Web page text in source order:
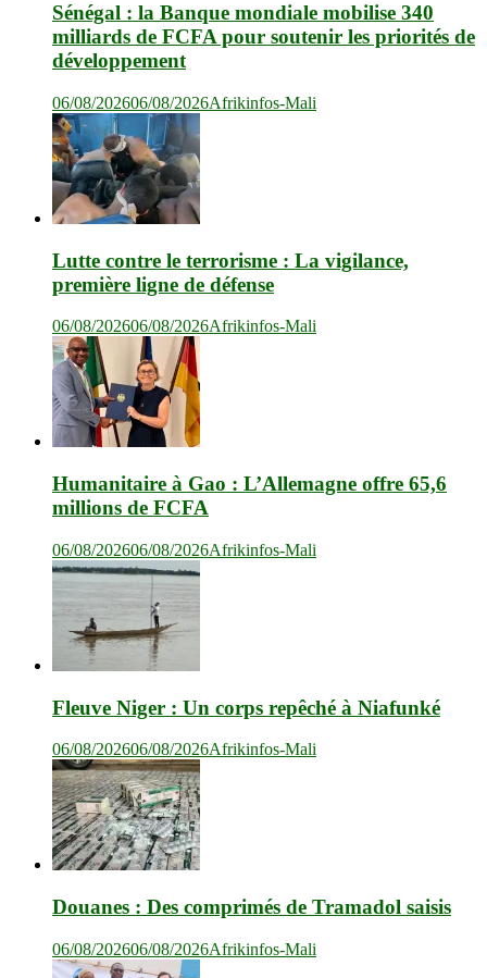
Sénégal : la Banque mondiale mobilise 340
milliards de FCFA pour soutenir les priorités de
développement
06/08/202606/08/2026Afrikinfos-Mali
Lutte contre le terrorisme : La vigilance,
première ligne de défense
06/08/202606/08/2026Afrikinfos-Mali
Humanitaire à Gao : L’Allemagne offre 65,6
millions de FCFA
06/08/202606/08/2026Afrikinfos-Mali
Fleuve Niger : Un corps repêché à Niafunké
06/08/202606/08/2026Afrikinfos-Mali
Douanes : Des comprimés de Tramadol saisis
06/08/202606/08/2026Afrikinfos-Mali